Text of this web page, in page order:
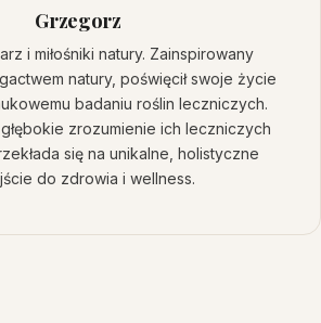
Grzegorz
i miłośniki natury. Zainspirowany
natury, poświęcił swoje życie
badaniu roślin leczniczych.
zrozumienie ich leczniczych
się na unikalne, holistyczne
do zdrowia i wellness.